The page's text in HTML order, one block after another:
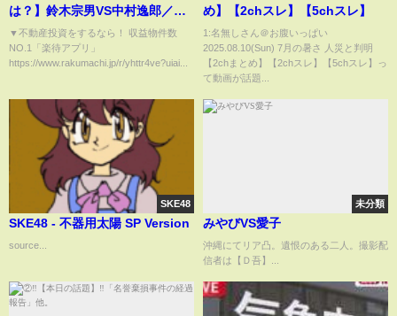
は？】鈴木宗男VS中村逸郎／困
窮したロシアがトランプに北方
四島を売却!?／宗男が涙!?自身
の原点を語る…【特別対談 後
▼不動産投資をするなら！ 収益物件数
NO.1「楽待アプリ」
https://www.rakumachi.jp/r/yhttr4ve?uiai...
め】【2chスレ】【5chスレ】
1:名無しさん＠お腹いっぱい
2025.08.10(Sun) 7月の暑さ 人災と判明
【2chまとめ】【2chスレ】【5chスレ】っ
て動画が話題...
SKE48
SKE48 - 不器用太陽 SP Version
source...
未分類
みやびVS愛子
沖縄にてリア凸。遺恨のある二人。撮影配
信者は【Ｄ吾】...